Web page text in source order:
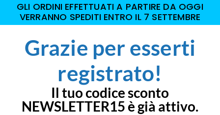
GLI ORDINI EFFETTUATI A PARTIRE DA OGGI
VERRANNO SPEDITI ENTRO IL 7 SETTEMBRE
Grazie per esserti
registrato!
Il tuo codice sconto
NEWSLETTER15 è già attivo.